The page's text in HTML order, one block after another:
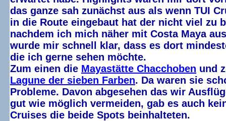
das ganze sah zunächst aus als wenn TUI
in die Route eingebaut hat der nicht viel zu
nachdem ich mich näher mit Costa Maya
wurde mir schnell klar, dass es dort
die ich gerne sehen möchte.
Zum einen die Mayastätte Chacchoben und
Lagune der sieben Farben. Da waren sie
Probleme. Davon abgesehen das wir
gut wie möglich vermeiden, gab es auch
Cruises die beide Spots beinhalteten.